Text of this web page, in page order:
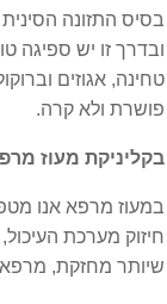
אקזמה
אקנה
סבוריאה
בסיס התזונה
ובדרך זו יש ספיגה
טחינה, אגוזים
פושרת ולא קרה.
בקליניקת מעוז
במעוז מרפא אנו
חיזוק מערכת
שיותר מחזקת, מרפא,